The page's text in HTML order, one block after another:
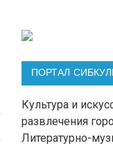
ПОРТАЛ
Культура и
развлечения
Литературно-